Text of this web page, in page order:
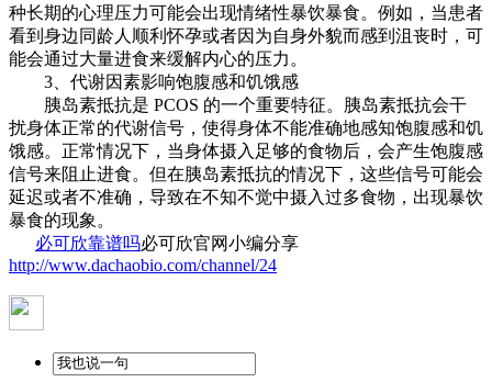
种长期的心理压力可能会出现情绪性暴饮暴食。例如，当患者
看到身边同龄人顺利怀孕或者因为自身外貌而感到沮丧时，可
能会通过大量进食来缓解内心的压力。
3、代谢因素影响饱腹感和饥饿感
胰岛素抵抗是 PCOS 的一个重要特征。胰岛素抵抗会干
扰身体正常的代谢信号，使得身体不能准确地感知饱腹感和饥
饿感。正常情况下，当身体摄入足够的食物后，会产生饱腹感
信号来阻止进食。但在胰岛素抵抗的情况下，这些信号可能会
延迟或者不准确，导致在不知不觉中摄入过多食物，出现暴饮
暴食的现象。
必可欣靠谱吗必可欣官网小编分享
http://www.dachaobio.com/channel/24